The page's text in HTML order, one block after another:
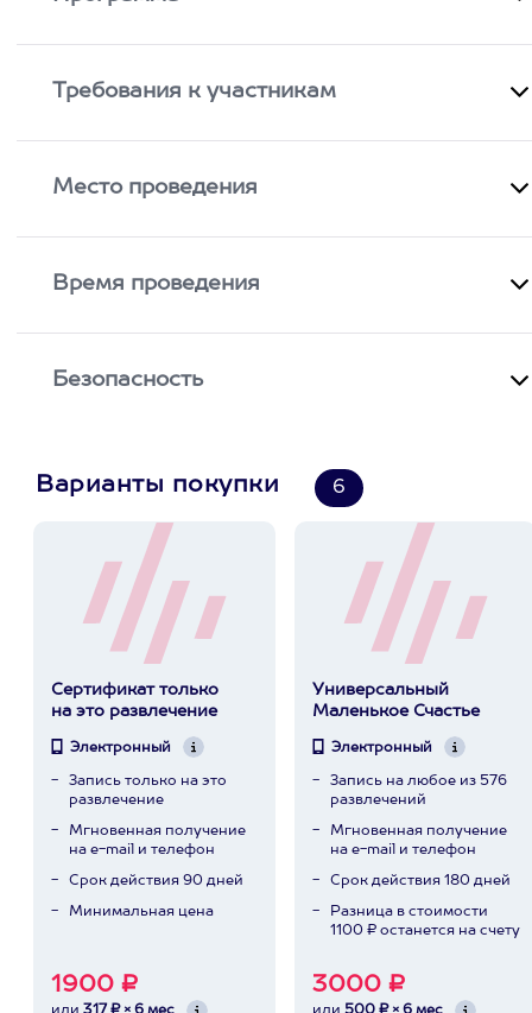
Требования к участникам
Место проведения
Время проведения
Безопасность
Варианты покупки 6
Сертификат только
на это развлечение
Электронный
Запись только на это
развлечение
Мгновенная получение
на e-mail и телефон
Срок действия 90 дней
Минимальная цена
1900 ₽
Универсальный
Маленькое Счастье
Электронный
Запись на любое из 576
развлечений
Мгновенная получение
на e-mail и телефон
Срок действия 180 дней
Разница в стоимости
1100 ₽ останется на счету
3000 ₽